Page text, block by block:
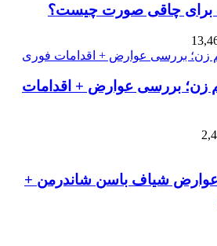
برای چاقی صورت چیست؟
زن؛ بررسی عوارض + اقدامات
عوارض شیاف باسن شاندرمن +